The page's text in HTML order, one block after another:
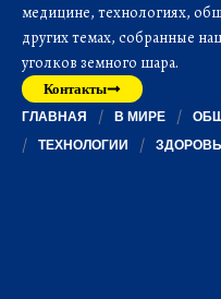
медицине, технологиях,
других темах, собранные
уголков земного шара.
Контакты
ГЛАВНАЯ В МИРЕ
ТЕХНОЛОГИИ